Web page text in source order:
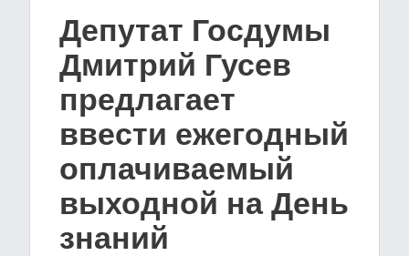
Депутат Госдумы
Дмитрий Гусев
предлагает
ввести ежегодный
оплачиваемый
выходной на День
знаний